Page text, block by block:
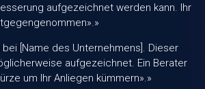
aufgezeichnet werden kann. Ihr
bei [Name des Unternehmens]. Dieser
aufgezeichnet. Ein Berater
um Ihr Anliegen kümmern».»